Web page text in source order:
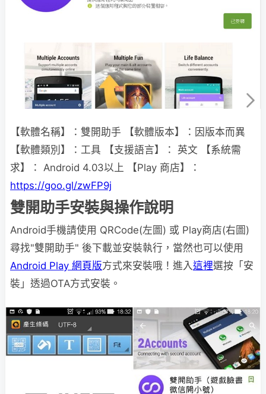
【軟體名稱】：雙開助手 【軟體版本】：因版本而異
【軟體類別】：工具 【支援語言】： 英文 【系統需
求】： Android 4.03以上 【Play 商店】：
https://goo.gl/zwFP9j
雙開助手安裝與操作說明
Android手機請使用 QRCode(左圖) 或 Play商店(右圖)
尋找"雙開助手" 後下載並安裝執行，當然也可以使用
Android Play 網頁版方式來安裝哦！進入這裡選按「安
裝」透過OTA方式安裝。